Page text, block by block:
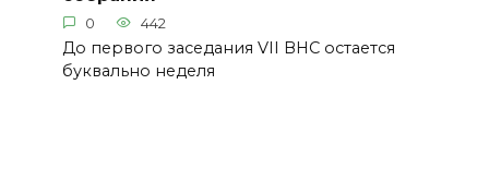
0 442
До первого заседания VII ВНС остается
буквально неделя